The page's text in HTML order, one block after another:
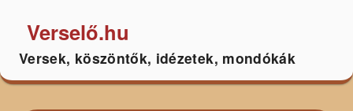
Verselő.hu
Versek, köszöntők, idézetek, mondókák